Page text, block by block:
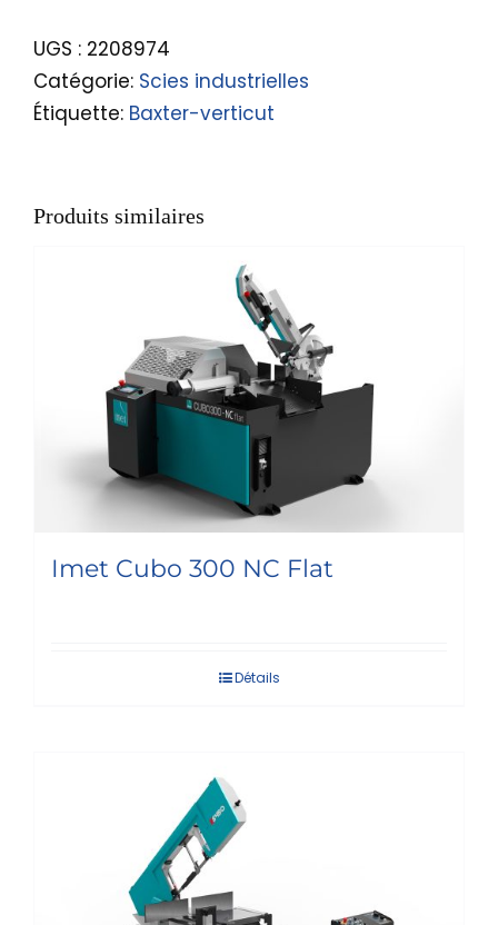
UGS : 2208974
Catégorie: Scies industrielles
Étiquette: Baxter-verticut
Produits similaires
Imet Cubo 300 NC Flat
Détails